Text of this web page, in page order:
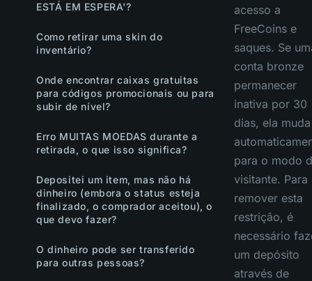
ESTÁ EM ESPERA'?
Como retirar uma skin do
inventário?
Onde encontrar caixas gratuitas
para códigos promocionais ou para
subir de nível?
Erro MUITAS MOEDAS durante a
retirada, o que isso significa?
Depositei um item, mas não há
dinheiro (embora o status esteja
finalizado, o comprador aceitou), o
que devo fazer?
O dinheiro pode ser transferido
para outras pessoas?
acesso a
FreeCoins e
saques. Se
conta bronze
permanecer
inativa por 30
dias, ela muda
para o modo
visitante. Para
remover esta
restrição, é
necessário
um depósito
através de